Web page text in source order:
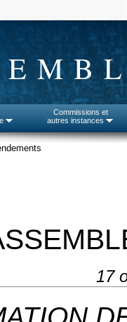
Commissions et
autres instances
17